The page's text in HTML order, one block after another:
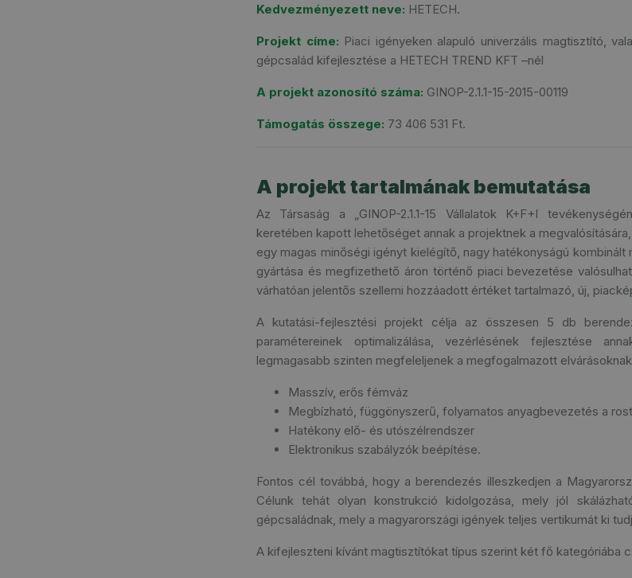
Kedvezményezett neve: HETECH.
Projekt címe: Piaci igényeken alapuló univerzális magtisztító,
gépcsalád kifejlesztése a HETECH TREND KFT –nél
A projekt azonosító száma: GINOP-2.1.1-15-2015-00119
Támogatás összege: 73 406 531 Ft.
A projekt tartalmának bemutatása
Az Társaság a „GINOP-2.1.1-15 Vállalatok K+F+I
keretében kapott lehetőséget annak a projektnek a
egy magas minőségi igényt kielégítő, nagy hatékonyságú
gyártása és megfizethető áron történő piaci bevezetése
várhatóan jelentős szellemi hozzáadott értéket tartalmazó, új,
A kutatási-fejlesztési projekt célja az összesen 5 db
paramétereinek optimalizálása, vezérlésének fejlesztése
legmagasabb szinten megfeleljenek a megfogalmazott
Masszív, erős fémváz
Megbízható, függönyszerű, folyamatos anyagbevezetés a
Hatékony elő- és utószélrendszer
Elektronikus szabályzók beépítése.
Fontos cél továbbá, hogy a berendezés illeszkedjen a
Célunk tehát olyan konstrukció kidolgozása, mely jól
gépcsaládnak, mely a magyarországi igények teljes vertikumát ki
A kifejleszteni kívánt magtisztítókat típus szerint két fő kategóriába